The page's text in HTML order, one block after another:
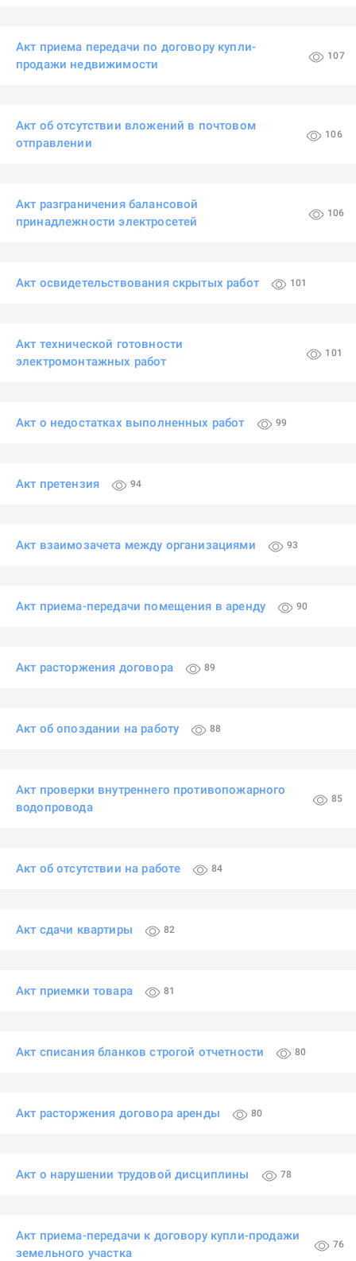
Акт приема передачи по договору купли-
продажи недвижимости
107
Акт об отсутствии вложений в почтовом
отправлении
106
Акт разграничения балансовой
принадлежности электросетей
106
Акт освидетельствования скрытых работ 101
Акт технической готовности
электромонтажных работ
101
Акт о недостатках выполненных работ 99
Акт претензия 94
Акт взаимозачета между организациями 93
Акт приема-передачи помещения в аренду 90
Акт расторжения договора 89
Акт об опоздании на работу 88
Акт проверки внутреннего противопожарного
водопровода
85
Акт об отсутствии на работе 84
Акт сдачи квартиры 82
Акт приемки товара 81
Акт списания бланков строгой отчетности 80
Акт расторжения договора аренды 80
Акт о нарушении трудовой дисциплины 78
Акт приема-передачи к договору купли-продажи
земельного участка
76